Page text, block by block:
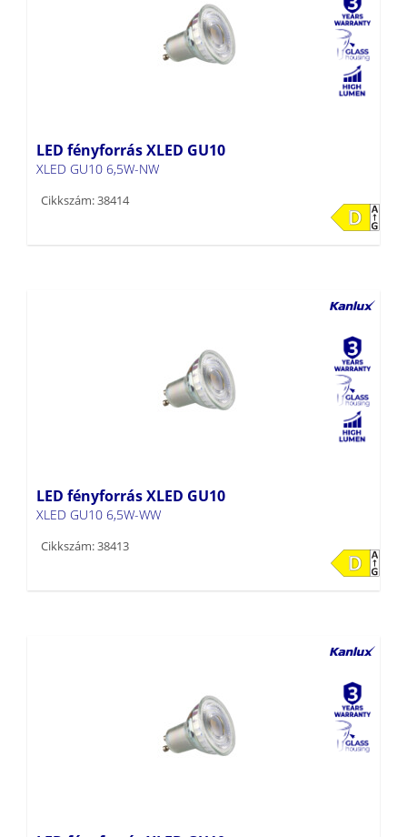
LED fényforrás XLED GU10
XLED GU10 6,5W-NW
Cikkszám: 38414
LED fényforrás XLED GU10
XLED GU10 6,5W-WW
Cikkszám: 38413